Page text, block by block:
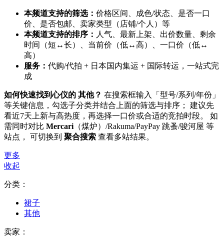
本频道支持的筛选： 价格区间、成色/状态、是否一口
价、是否包邮、卖家类型（店铺/个人）等
本频道支持的排序： 人气、最新上架、出价数量、剩余
时间（短↔长）、当前价（低↔高）、一口价（低↔
高）
服务： 代购/代拍 + 日本国内集运 + 国际转运，一站式完
成
如何快速找到心仪的 其他？ 在搜索框输入「型号/系列/年份」
等关键信息，勾选子分类并结合上面的筛选与排序； 建议先
看近7天上新与高热度，再选择一口价或合适的竞拍时段。 如
需同时对比 Mercari （煤炉）/Rakuma/PayPay 跳蚤/骏河屋 等
站点， 可切换到 聚合搜索 查看多站结果。
更多
收起
分类：
裙子
其他
卖家：